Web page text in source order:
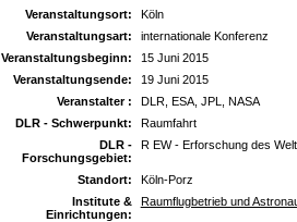
Veranstaltungsort:
Köln
Veranstaltungsart:
internationale Konferenz
Veranstaltungsbeginn:
15 Juni 2015
Veranstaltungsende:
19 Juni 2015
Veranstalter :
DLR, ESA, JPL, NASA
DLR - Schwerpunkt:
Raumfahrt
DLR -
Forschungsgebiet:
R EW - Erforschung des
Standort:
Köln-Porz
Institute &
Einrichtungen:
Raumflugbetrieb und